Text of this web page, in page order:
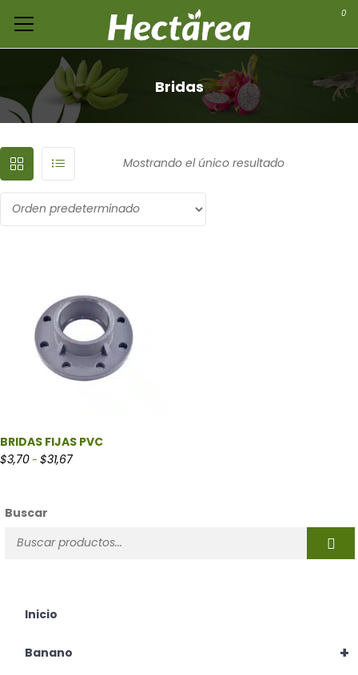
0
Bridas
Mostrando el único resultado
BRIDAS FIJAS PVC
$3,70- $31,67Rango de precios: desde $3,70 hasta $31,67
Buscar
Inicio
+
Banano